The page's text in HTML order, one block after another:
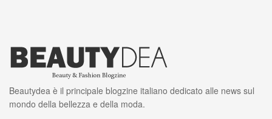
Beautydea è il principale blogzine italiano dedicato alle news sul
mondo della bellezza e della moda.